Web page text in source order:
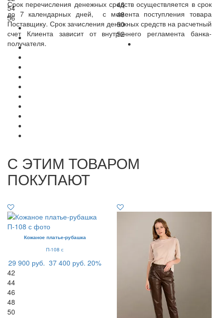
Срок перечисления денежных средств осуществляется в срок
до 7 календарных дней, с момента поступления товара
Поставщику. Срок зачисления денежных средств на расчетный
счет Клиента зависит от внутреннего регламента банка-
получателя.
54
56
46
48
50
52
С ЭТИМ ТОВАРОМ
ПОКУПАЮТ
Кожаное платье-рубашка
П-108 с
29 900 руб. 37 400 руб. 20%
42
44
46
48
50